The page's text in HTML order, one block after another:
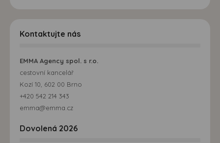
Kontaktujte nás
EMMA Agency spol. s r.o.
cestovní kancelář
Kozí 10, 602 00 Brno
+420 542 214 343
emma@emma.cz
Dovolená 2026